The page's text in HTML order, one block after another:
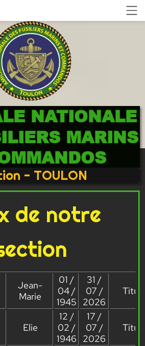
NATIONALE
MARINS
- TOULON
de notre
Jean-
Marie
01 /
04 /
1945
31 /
07 /
2026
Elie
12 /
02 /
1946
17 /
07 /
2026